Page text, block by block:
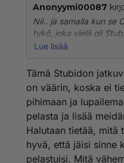
Anonyymi00087
Nii.. ja samalla kun se
tykö, joka vielä oli
erottaa hallituksensa,
lyönyt niitä
lakiesitysten
on rikottu oikein
Toimeentulotukilain
artiklasta on tehty
lainsäädännöllä
sellaisia, jotka
Lue lisää
Tämä Stubidon
on väärin, koska ei
pihimaan ja
pelasta ja lisää
Halutaan tietää, mitä
hyvä, että jäisi sinne
pelastuisi. Mitä